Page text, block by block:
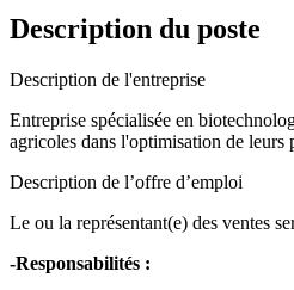
Description du poste
Description de l'entreprise
Entreprise spécialisée en
agricoles dans l'optimisation de leurs
Description de l’offre d’emploi
Le ou la représentant(e) des ventes
-Responsabilités :